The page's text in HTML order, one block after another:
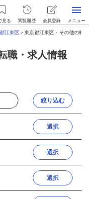
見る 閲覧履歴 会員登録 メニュー
江東区＞東京都江東区・その他の転
職・求人情報
絞り込む
選択
選択
選択